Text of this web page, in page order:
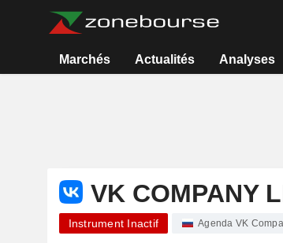
Marchés Actualités Analyses
VK COMPANY
Instrument Inactif Agenda VK